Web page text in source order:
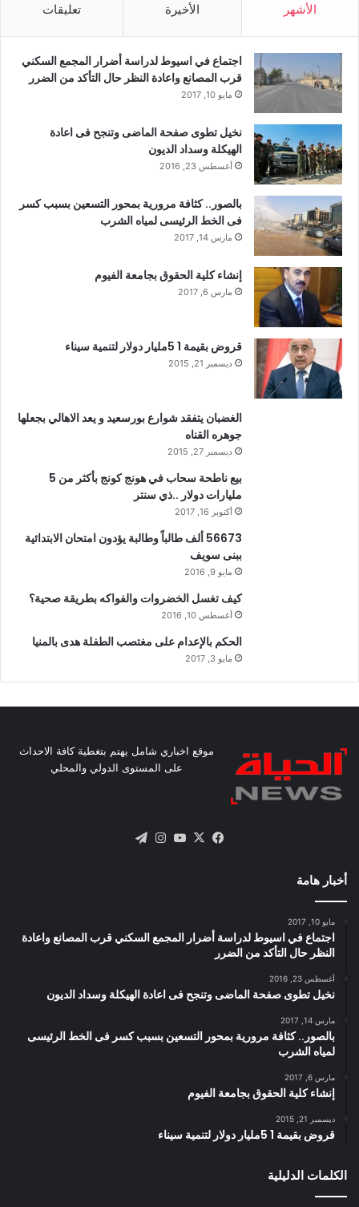
الأشهر الأخيرة تعليقات
اجتماع في اسيوط لدراسة أضرار المجمع السكني
قرب المصانع واعادة النظر حال التأكد من الضرر
مايو 10, 2017
نخيل تطوى صفحة الماضى وتنجح فى اعادة
الهيكلة وسداد الديون
أغسطس 23, 2016
بالصور.. كثافة مرورية بمحور التسعين بسبب كسر
فى الخط الرئيسى لمياه الشرب
مارس 14, 2017
إنشاء كلية الحقوق بجامعة الفيوم
مارس 6, 2017
قروض بقيمة 1 5مليار دولار لتنمية سيناء
ديسمبر 21, 2015
الغضبان يتفقد شوارع بورسعيد و يعد الاهالي بجعلها
جوهره القناه
ديسمبر 27, 2015
بيع ناطحة سحاب في هونج كونج بأكثر من 5
مليارات دولار ..ذي سنتر
أكتوبر 16, 2017
56673 ألف طالباً وطالبة يؤدون امتحان الابتدائية
ببنى سويف
مايو 9, 2016
كيف تغسل الخضروات والفواكه بطريقة صحية؟
أغسطس 10, 2016
الحكم بالإعدام على مغتصب الطفلة هدى بالمنيا
مايو 3, 2017
موقع اخباري شامل يهتم بتغطية كافة الاحداث
على المستوى الدولي والمحلي
فيسبوك
X يوتيوبانستقرام
أخبار هامة
مايو 10, 2017
اجتماع في اسيوط لدراسة أضرار المجمع السكني قرب المصانع واعادة
النظر حال التأكد من الضرر
أغسطس 23, 2016
نخيل تطوى صفحة الماضى وتنجح فى اعادة الهيكلة وسداد الديون
مارس 14, 2017
بالصور.. كثافة مرورية بمحور التسعين بسبب كسر فى الخط الرئيسى
لمياه الشرب
مارس 6, 2017
إنشاء كلية الحقوق بجامعة الفيوم
ديسمبر 21, 2015
قروض بقيمة 1 5مليار دولار لتنمية سيناء
الكلمات الدليلية